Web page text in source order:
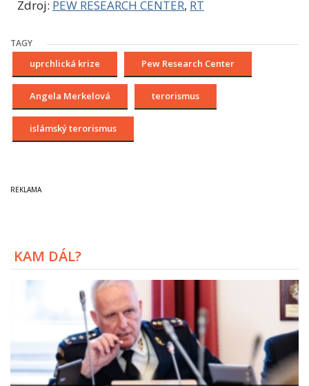
Zdroj: PEW RESEARCH CENTER, RT
TAGY
uprchlická krize Pew Research Center
Angela Merkelová terorismus
islámský terorismus
KAM DÁL?